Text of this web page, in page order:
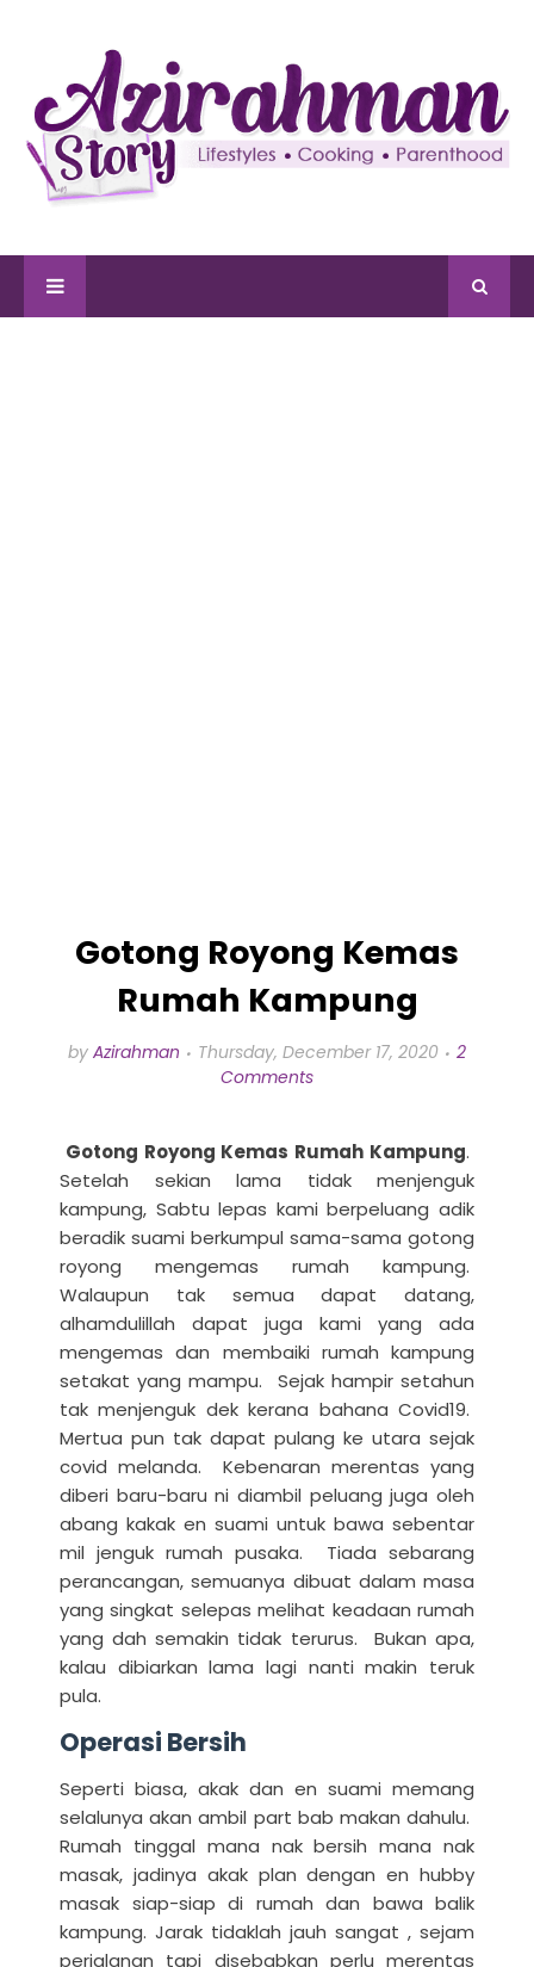
Gotong Royong Kemas
Rumah Kampung
by Azirahman Thursday, December 17, 2020
2
Comments
Gotong Royong Kemas Rumah Kampung.
Setelah sekian lama tidak menjenguk
kampung, Sabtu lepas kami berpeluang adik
beradik suami berkumpul sama-sama gotong
royong mengemas rumah kampung.
Walaupun tak semua dapat datang,
alhamdulillah dapat juga kami yang ada
mengemas dan membaiki rumah kampung
setakat yang mampu. Sejak hampir setahun
tak menjenguk dek kerana bahana Covid19.
Mertua pun tak dapat pulang ke utara sejak
covid melanda. Kebenaran merentas yang
diberi baru-baru ni diambil peluang juga oleh
abang kakak en suami untuk bawa sebentar
mil jenguk rumah pusaka. Tiada sebarang
perancangan, semuanya dibuat dalam masa
yang singkat selepas melihat keadaan rumah
yang dah semakin tidak terurus. Bukan apa,
kalau dibiarkan lama lagi nanti makin teruk
pula.
Operasi Bersih
Seperti biasa, akak dan en suami memang
selalunya akan ambil part bab makan dahulu.
Rumah tinggal mana nak bersih mana nak
masak, jadinya akak plan dengan en hubby
masak siap-siap di rumah dan bawa balik
kampung. Jarak tidaklah jauh sangat , sejam
perjalanan tapi disebabkan perlu merentas